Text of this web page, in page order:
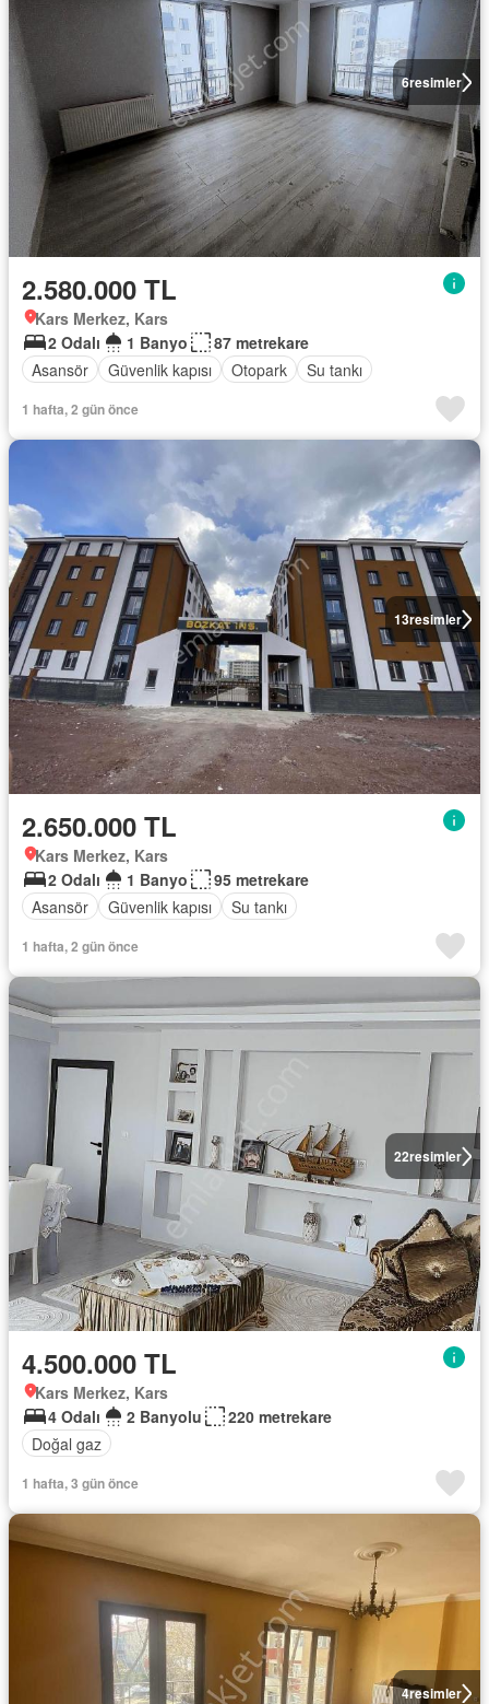
6resimler
2.580.000 TL
Kars Merkez, Kars
2 Odalı
1 Banyo
87 metrekare
Asansör
Güvenlik kapısı Otopark Su tankı
1 hafta, 2 gün önce
13resimler
2.650.000 TL
Kars Merkez, Kars
2 Odalı
1 Banyo
95 metrekare
Asansör
Güvenlik kapısı Su tankı
1 hafta, 2 gün önce
22resimler
4.500.000 TL
Kars Merkez, Kars
4 Odalı
2 Banyolu
220 metrekare
Doğal gaz
1 hafta, 3 gün önce
4resimler